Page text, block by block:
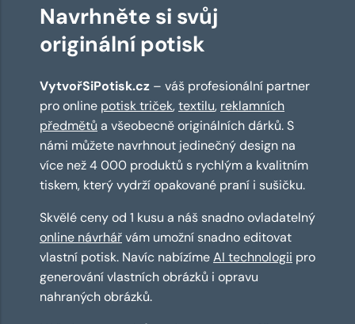
Navrhněte si svůj
originální potisk
VytvořSiPotisk.cz – váš profesionální partner
pro online potisk triček,textilu, reklamních
předmětů a všeobecně originálních dárků. S
námi můžete navrhnout jedinečný design na
více než 4 000 produktů s rychlým a kvalitním
tiskem, který vydrží opakované praní i sušičku.
Skvělé ceny od 1 kusu a náš snadno ovladatelný
online návrhářvám umožní snadno editovat
vlastní potisk. Navíc nabízímeAI technologii pro
generování vlastních obrázků i opravu
nahraných obrázků.